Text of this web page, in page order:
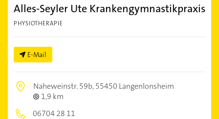
Alles-Seyler Ute Krankengymnastikpraxis
PHYSIOTHERAPIE
E-Mail
Naheweinstr. 59b,55450 Langenlonsheim
1,9 km
06704 28 11